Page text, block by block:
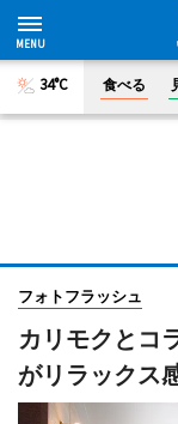
34°C 食べる
フォトフラッシュ
カリモクとコ
がリラックス